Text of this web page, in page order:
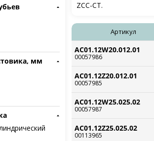
ZCC-CT.
Артикул
AC01.12W20.012.01
00057986
AC01.12Z20.012.01
00057985
AC01.12W25.025.02
00057987
AC01.12Z25.025.02
00113965
мм